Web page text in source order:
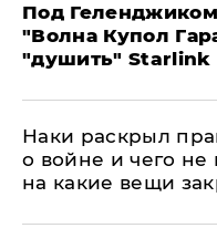
Под
"Волна Купол
"душить" Starlink
Наки раскрыл
о войне и чего не
на какие вещи